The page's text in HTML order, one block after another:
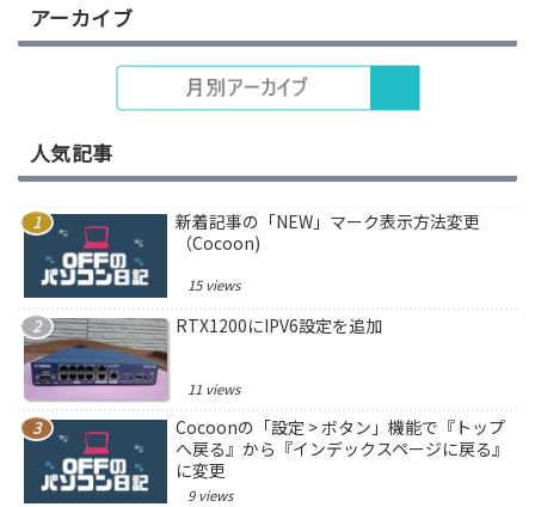
アーカイブ
人気記事
新着記事の「NEW」マーク表示方法変更
（Cocoon)
15 views
RTX1200にIPV6設定を追加
11 views
Cocoonの「設定 > ボタン」機能で『トップ
へ戻る』から『インデックスページに戻る』
に変更
9 views